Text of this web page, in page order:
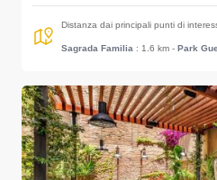
Distanza dai principali punti di
Sagrada Familia : 1.6 km - Park